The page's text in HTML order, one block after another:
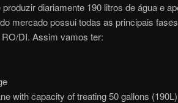
diariamente 190 litros de água e
mercado possui todas as principais
DI. Assim vamos ter:
with capacity of treating 50 gallons